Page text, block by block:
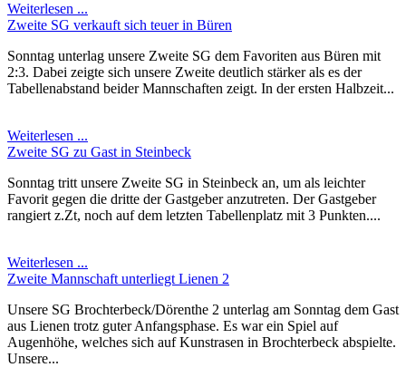
Weiterlesen ...
Zweite SG verkauft sich teuer in Büren
Sonntag unterlag unsere Zweite SG dem Favoriten aus Büren mit
2:3. Dabei zeigte sich unsere Zweite deutlich stärker als es der
Tabellenabstand beider Mannschaften zeigt. In der ersten Halbzeit...
Weiterlesen ...
Zweite SG zu Gast in Steinbeck
Sonntag tritt unsere Zweite SG in Steinbeck an, um als leichter
Favorit gegen die dritte der Gastgeber anzutreten. Der Gastgeber
rangiert z.Zt, noch auf dem letzten Tabellenplatz mit 3 Punkten....
Weiterlesen ...
Zweite Mannschaft unterliegt Lienen 2
Unsere SG Brochterbeck/Dörenthe 2 unterlag am Sonntag dem Gast
aus Lienen trotz guter Anfangsphase. Es war ein Spiel auf
Augenhöhe, welches sich auf Kunstrasen in Brochterbeck abspielte.
Unsere...